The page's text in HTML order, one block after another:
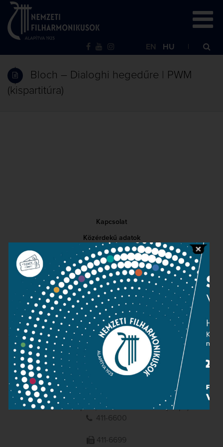
EN HU
Bloch – Dialoghi hegedűre | PWM
(kispartitúra)
Kapcsolat
Közérdekű adatok
Sajtószoba
Adatvédelem
Impresszum
NEMZETI
FILHARMONIKUSOK
1095 Budapest, Komor Marcell u. 1. (Müpa)
411-6600
411-6699